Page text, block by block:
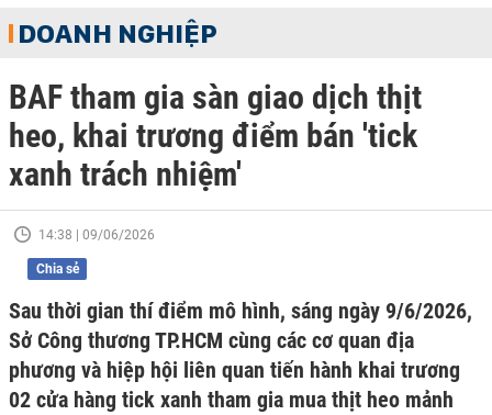
DOANH NGHIỆP
BAF tham gia sàn giao dịch thịt
heo, khai trương điểm bán 'tick
xanh trách nhiệm'
14:38 | 09/06/2026
Chia sẻ
Sau thời gian thí điểm mô hình, sáng ngày 9/6/2026,
Sở Công thương TP.HCM cùng các cơ quan địa
phương và hiệp hội liên quan tiến hành khai trương
02 cửa hàng tick xanh tham gia mua thịt heo mảnh